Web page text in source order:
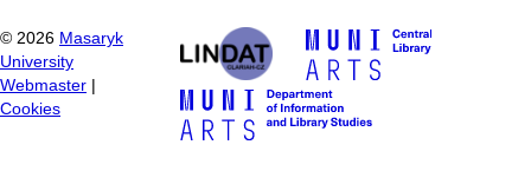
© 2026 Masaryk
University
Webmaster
Cookies